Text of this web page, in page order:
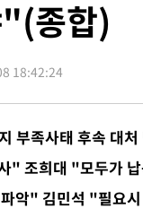
접대 의혹 심판 조사"
역전 우승…데뷔 10년
톨루카에 1-0 승리
전 68분만 뛰고 슈팅 0개
드 입단식…'전례 없는 특
메라로 본 폭염 저감시설
정은 이란이 목표 아냐 "
종합)
18:42:24
부족사태 후속 대처
" 조희대 "모두가
악" 김민석 "필요